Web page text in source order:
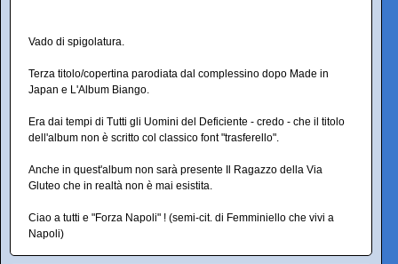
Vado di spigolatura.
Terza titolo/copertina parodiata dal complessino dopo Made in
Japan e L'Album Biango.
Era dai tempi di Tutti gli Uomini del Deficiente - credo - che il titolo
dell'album non è scritto col classico font "trasferello".
Anche in quest'album non sarà presente Il Ragazzo della Via
Gluteo che in realtà non è mai esistita.
Ciao a tutti e "Forza Napoli" ! (semi-cit. di Femminiello che vivi a
Napoli)